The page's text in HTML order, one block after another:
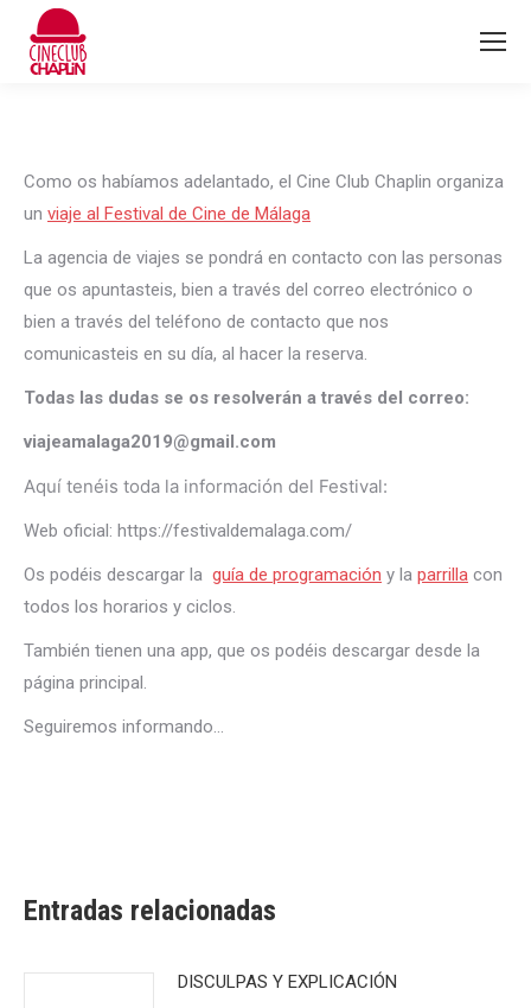
Como os habíamos adelantado, el Cine Club Chaplin organiza
un viaje al Festival de Cine de Málaga
La agencia de viajes se pondrá en contacto con las personas
que os apuntasteis, bien a través del correo electrónico o
bien a través del teléfono de contacto que nos
comunicasteis en su día, al hacer la reserva.
Todas las dudas se os resolverán a través del correo:
viajeamalaga2019@gmail.com
Aquí tenéis toda la información del Festival:
Web oficial: https://festivaldemalaga.com/
Os podéis descargar la guía de programación y la parrilla con
todos los horarios y ciclos.
También tienen una app, que os podéis descargar desde la
página principal.
Seguiremos informando…
Entradas relacionadas
DISCULPAS Y EXPLICACIÓN